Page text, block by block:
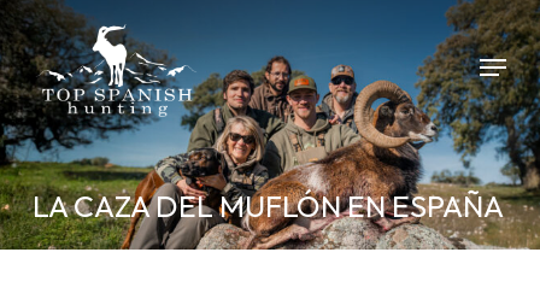
Skip
to
main
content
Menu
LA CAZA DEL MUFLÓN EN ESPAÑA